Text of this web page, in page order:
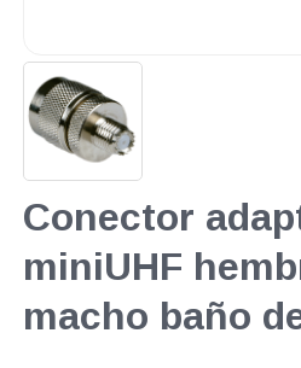
Conector
miniUHF
macho baño